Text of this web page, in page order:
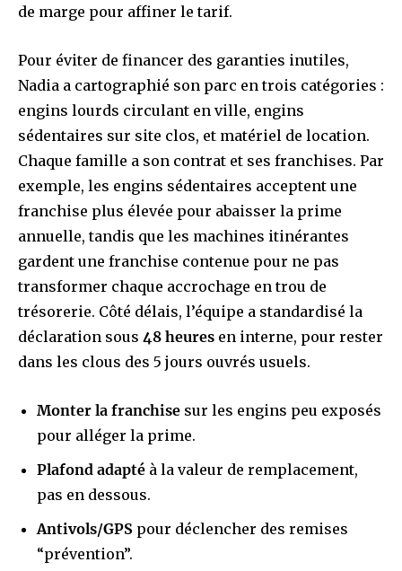
de marge pour affiner le tarif.
Pour éviter de financer des garanties inutiles,
Nadia a cartographié son parc en trois catégories :
engins lourds circulant en ville, engins
sédentaires sur site clos, et matériel de location.
Chaque famille a son contrat et ses franchises. Par
exemple, les engins sédentaires acceptent une
franchise plus élevée pour abaisser la prime
annuelle, tandis que les machines itinérantes
gardent une franchise contenue pour ne pas
transformer chaque accrochage en trou de
trésorerie. Côté délais, l’équipe a standardisé la
déclaration sous 48 heures en interne, pour rester
dans les clous des 5 jours ouvrés usuels.
Monter la franchise sur les engins peu exposés
pour alléger la prime.
Plafond adapté à la valeur de remplacement,
pas en dessous.
Antivols/GPS pour déclencher des remises
“prévention”.